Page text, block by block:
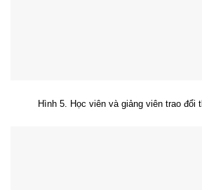
Hình 5. Học viên và giảng viên trao đổi